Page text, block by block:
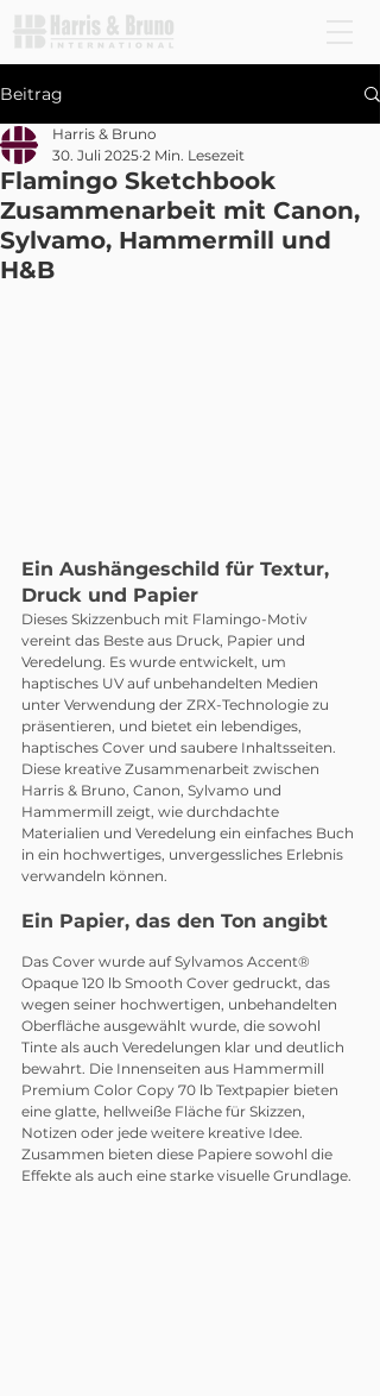
Beitrag
Flamingo Sketchbook
Zusammenarbeit mit Canon,
Sylvamo, Hammermill und
H&B
Harris & Bruno
30. Juli 2025 2 Min. Lesezeit
Ein Aushängeschild für Textur,
Druck und Papier
Dieses Skizzenbuch mit Flamingo-Motiv
vereint das Beste aus Druck, Papier und
Veredelung. Es wurde entwickelt, um
haptisches UV auf unbehandelten Medien
unter Verwendung der ZRX-Technologie zu
präsentieren, und bietet ein lebendiges,
haptisches Cover und saubere Inhaltsseiten.
Diese kreative Zusammenarbeit zwischen
Harris & Bruno, Canon, Sylvamo und
Hammermill zeigt, wie durchdachte
Materialien und Veredelung ein einfaches Buch
in ein hochwertiges, unvergessliches Erlebnis
verwandeln können.
Ein Papier, das den Ton angibt
Das Cover wurde auf Sylvamos Accent®
Opaque 120 lb Smooth Cover gedruckt, das
wegen seiner hochwertigen, unbehandelten
Oberfläche ausgewählt wurde, die sowohl
Tinte als auch Veredelungen klar und deutlich
bewahrt. Die Innenseiten aus Hammermill
Premium Color Copy 70 lb Textpapier bieten
eine glatte, hellweiße Fläche für Skizzen,
Notizen oder jede weitere kreative Idee.
Zusammen bieten diese Papiere sowohl die
Effekte als auch eine starke visuelle Grundlage.